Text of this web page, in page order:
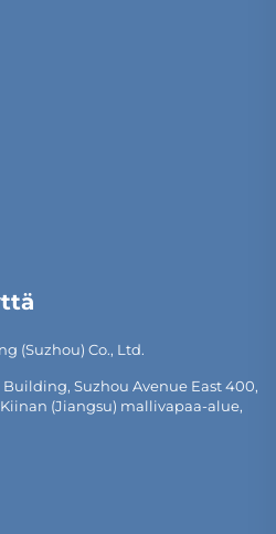
(Suzhou) Co., Ltd.
Building, Suzhou Avenue East 400,
(Jiangsu) mallivapaa-alue,